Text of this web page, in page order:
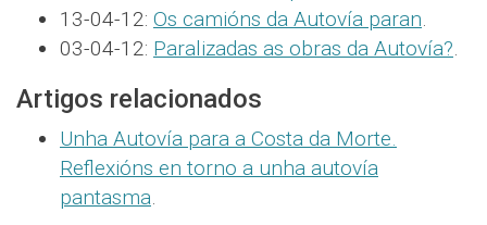
13-04-12: Os camións da Autovía paran.
03-04-12: Paralizadas as obras da Autovía?.
Artigos relacionados
Unha Autovía para a Costa da Morte.
Reflexións en torno a unha autovía
pantasma.